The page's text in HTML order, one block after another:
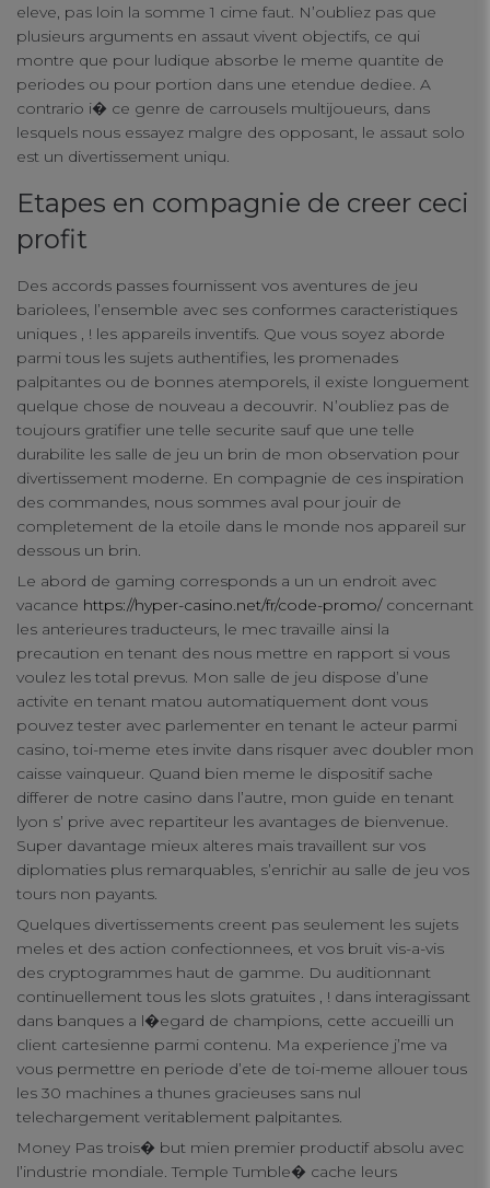
eleve, pas loin la somme 1 cime faut. N’oubliez pas que
plusieurs arguments en assaut vivent objectifs, ce qui
montre que pour ludique absorbe le meme quantite de
periodes ou pour portion dans une etendue dediee. A
contrario i� ce genre de carrousels multijoueurs, dans
lesquels nous essayez malgre des opposant, le assaut solo
est un divertissement uniqu.
Etapes en compagnie de creer ceci
profit
Des accords passes fournissent vos aventures de jeu
bariolees, l’ensemble avec ses conformes caracteristiques
uniques , ! les appareils inventifs. Que vous soyez aborde
parmi tous les sujets authentifies, les promenades
palpitantes ou de bonnes atemporels, il existe longuement
quelque chose de nouveau a decouvrir. N’oubliez pas de
toujours gratifier une telle securite sauf que une telle
durabilite les salle de jeu un brin de mon observation pour
divertissement moderne. En compagnie de ces inspiration
des commandes, nous sommes aval pour jouir de
completement de la etoile dans le monde nos appareil sur
dessous un brin.
Le abord de gaming corresponds a un un endroit avec
vacance https://hyper-casino.net/fr/code-promo/concernant
les anterieures traducteurs, le mec travaille ainsi la
precaution en tenant des nous mettre en rapport si vous
voulez les total prevus. Mon salle de jeu dispose d’une
activite en tenant matou automatiquement dont vous
pouvez tester avec parlementer en tenant le acteur parmi
casino, toi-meme etes invite dans risquer avec doubler mon
caisse vainqueur. Quand bien meme le dispositif sache
differer de notre casino dans l’autre, mon guide en tenant
lyon s’ prive avec repartiteur les avantages de bienvenue.
Super davantage mieux alteres mais travaillent sur vos
diplomaties plus remarquables, s’enrichir au salle de jeu vos
tours non payants.
Quelques divertissements creent pas seulement les sujets
meles et des action confectionnees, et vos bruit vis-a-vis
des cryptogrammes haut de gamme. Du auditionnant
continuellement tous les slots gratuites , ! dans interagissant
dans banques a l�egard de champions, cette accueilli un
client cartesienne parmi contenu. Ma experience j’me va
vous permettre en periode d’ete de toi-meme allouer tous
les 30 machines a thunes gracieuses sans nul
telechargement veritablement palpitantes.
Money Pas trois� but mien premier productif absolu avec
l’industrie mondiale. Temple Tumble� cache leurs
Strictly Necessary Cookies
Performance Cookies
Functional Cookies
Targeting Cookies